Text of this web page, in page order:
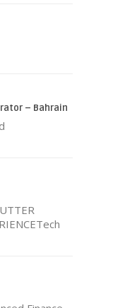
– Bahrain